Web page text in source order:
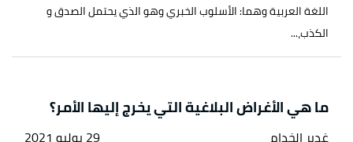
اللغة العربية وهما: الأسلوب الخبري وهو الذي يحتمل الصدق و
الكذب،...
ما هي الأغراض البلاغية التي يخرج إليها الأمر؟
غدير الخدام 29 يوليو 2021